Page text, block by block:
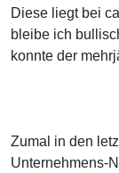
Diese liegt bei
bleibe ich
konnte der
Zumal in den
Unternehmens-